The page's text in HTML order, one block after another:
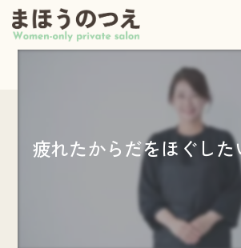
疲れたからだをほぐし